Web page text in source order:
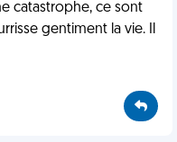
catastrophe, ce sont
gentiment la vie. Il